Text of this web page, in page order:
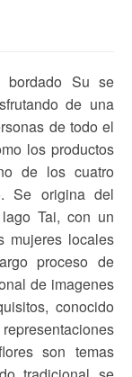
bordado Su se
de una
de todo el
los productos
de los cuatro
Se origina del
Tai, con un
mujeres locales
proceso de
de imagenes
conocido
son temas